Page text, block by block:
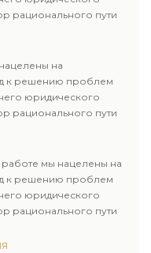
рационального пути
на
к решению проблем
юридического
рационального пути
мы нацелены на
к решению проблем
юридического
рационального пути